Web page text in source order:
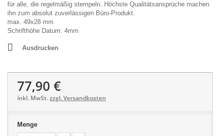
für alle, die regelmäßig stempeln. Höchste Qualitätsansprüche machen
ihn zum absolut zuverlässigen Büro-Produkt.
max. 49x28 mm
Schrifthöhe Datum: 4mm
Ausdrucken
77,90 €
inkl. MwSt.zzgl. Versandkosten
Menge